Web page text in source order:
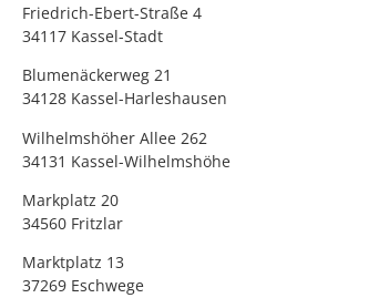
Friedrich-Ebert-Straße 4
34117 Kassel-Stadt
Blumenäckerweg 21
34128 Kassel-Harleshausen
Wilhelmshöher Allee 262
34131 Kassel-Wilhelmshöhe
Markplatz 20
34560 Fritzlar
Marktplatz 13
37269 Eschwege